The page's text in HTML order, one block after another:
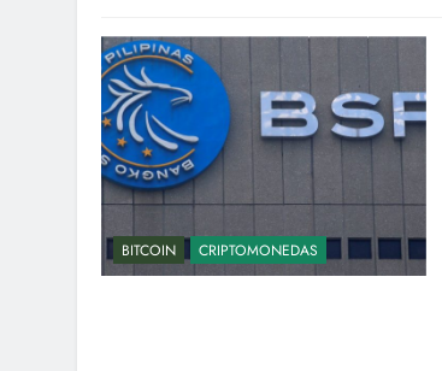
BITCOIN CRIPTOMONEDAS